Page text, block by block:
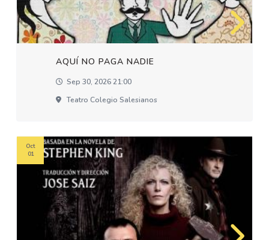
AQUÍ NO PAGA NADIE
Sep 30, 2026 21:00
Teatro Colegio Salesianos
Oct
01